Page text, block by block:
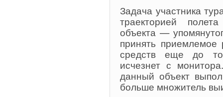
Задача участника
траекторией
объекта —
принять
средств еще до
исчезнет с
данный объект
больше множитель